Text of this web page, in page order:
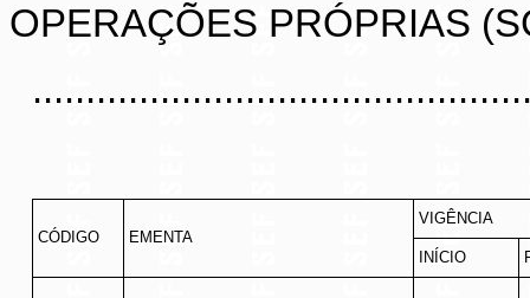
OPERAÇÕES PRÓPRIAS
CÓDIGO EMENTA
VIGÊNCIA
INÍCIO